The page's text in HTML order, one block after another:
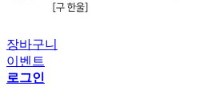
장바구니
이벤트
로그인